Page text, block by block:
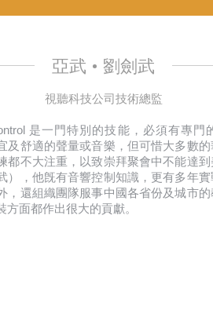
亞武 • 劉劍武
視聽科技公司技術總監
是一門特別的技能，必須有專門
及舒適的聲量或音樂，但可惜大多數
都不大注重，以致崇拜聚會中不能達
），他旣有音響控制知識，更有多年
，還組織團隊服事中國各省份及城市
方面都作出很大的貢獻。